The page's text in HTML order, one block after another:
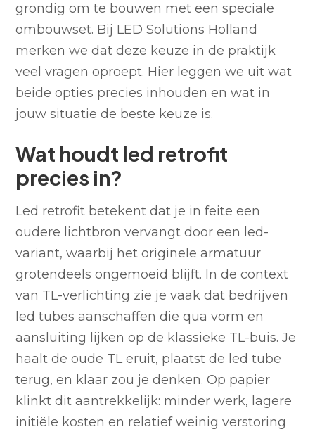
grondig om te bouwen met een speciale
ombouwset. Bij LED Solutions Holland
merken we dat deze keuze in de praktijk
veel vragen oproept. Hier leggen we uit wat
beide opties precies inhouden en wat in
jouw situatie de beste keuze is.
Wat houdt led retrofit
precies in?
Led retrofit betekent dat je in feite een
oudere lichtbron vervangt door een led-
variant, waarbij het originele armatuur
grotendeels ongemoeid blijft. In de context
van TL-verlichting zie je vaak dat bedrijven
led tubes aanschaffen die qua vorm en
aansluiting lijken op de klassieke TL-buis. Je
haalt de oude TL eruit, plaatst de led tube
terug, en klaar zou je denken. Op papier
klinkt dit aantrekkelijk: minder werk, lagere
initiële kosten en relatief weinig verstoring